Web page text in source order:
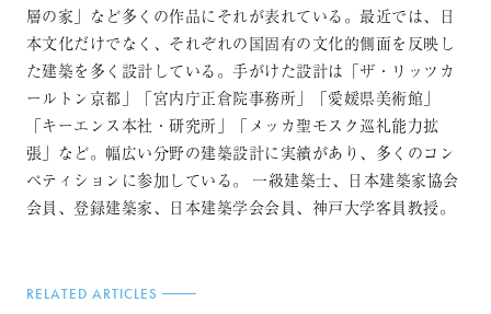
層の家」など多くの作品にそれが表れている。最近では、日
本文化だけでなく、それぞれの国固有の文化的側面を反映し
た建築を多く設計している。手がけた設計は「ザ・リッツカ
ールトン京都」「宮内庁正倉院事務所」「愛媛県美術館」
「キーエンス本社・研究所」「メッカ聖モスク巡礼能力拡
張」など。幅広い分野の建築設計に実績があり、多くのコン
ペティションに参加している。 一級建築士、日本建築家協会
会員、登録建築家、日本建築学会会員、神戸大学客員教授。
RELATED ARTICLES